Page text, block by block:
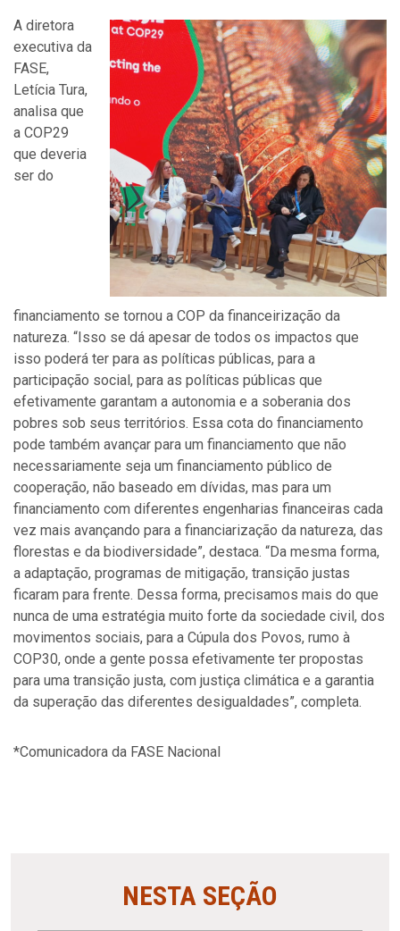
A diretora
executiva da
FASE,
Letícia Tura,
analisa que
a COP29
que deveria
ser do
financiamento se tornou a COP da financeirização da
natureza. “Isso se dá apesar de todos os impactos que
isso poderá ter para as políticas públicas, para a
participação social, para as políticas públicas que
efetivamente garantam a autonomia e a soberania dos
pobres sob seus territórios. Essa cota do financiamento
pode também avançar para um financiamento que não
necessariamente seja um financiamento público de
cooperação, não baseado em dívidas, mas para um
financiamento com diferentes engenharias financeiras cada
vez mais avançando para a financiarização da natureza, das
florestas e da biodiversidade”, destaca. “Da mesma forma,
a adaptação, programas de mitigação, transição justas
ficaram para frente. Dessa forma, precisamos mais do que
nunca de uma estratégia muito forte da sociedade civil, dos
movimentos sociais, para a Cúpula dos Povos, rumo à
COP30, onde a gente possa efetivamente ter propostas
para uma transição justa, com justiça climática e a garantia
da superação das diferentes desigualdades”, completa.
*Comunicadora da FASE Nacional
NESTA SEÇÃO